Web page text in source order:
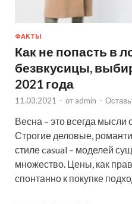
ФАКТЫ
Как не попасть в
безвкусицы,
2021 года
11.03.2021 - от admin -
Весна – это всегда мысли
Строгие деловые,
стиле casual – моделей
множество. Цены, как
спонтанно к покупке